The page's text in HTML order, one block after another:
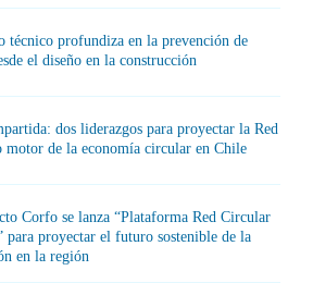
técnico profundiza en la prevención de
el diseño en la construcción
dos liderazgos para proyectar la Red
motor de la economía circular en Chile
Corfo se lanza “Plataforma Red Circular
para proyectar el futuro sostenible de la
en la región